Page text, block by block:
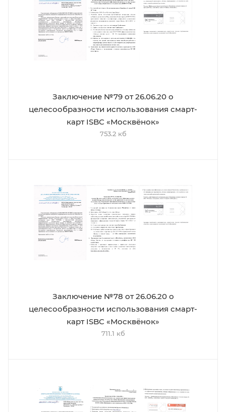
Заключение №79 от 26.06.20 о
целесообразности использования смарт-
карт ISBC «Москвёнок»
753.2 кб
Заключение №78 от 26.06.20 о
целесообразности использования смарт-
карт ISBC «Москвёнок»
711.1 кб